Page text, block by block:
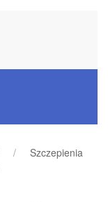
Szczepienia